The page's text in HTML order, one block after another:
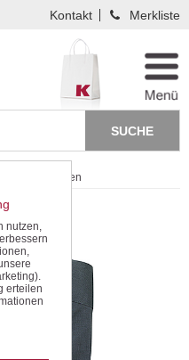
Kontakt Merkliste
Langarm-Hemden
nutzen,
erteilen